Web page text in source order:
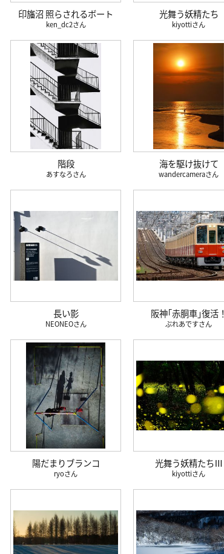
印旛沼 照らされるボート
ken_dc2
光舞う妖精たち
kiyotti
階段
あすなろ
海を駆け抜けて
wandercamera
長い影
NEONEO
阪神｢赤胴車｣復活！
ぷれあです
陽だまりブランコ
ryo
光舞う妖精たちⅢ
kiyotti